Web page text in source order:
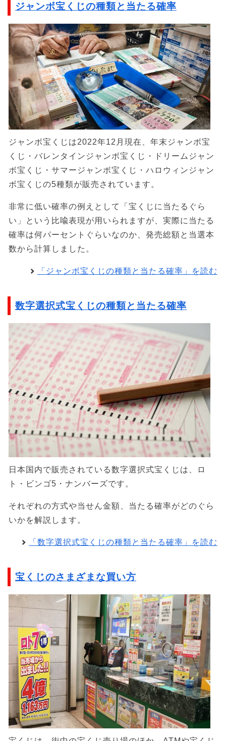
ジャンボ宝くじの種類と当たる確率
ジャンボ宝くじは2022年12月現在、年末ジャンボ宝
くじ・バレンタインジャンボ宝くじ・ドリームジャン
ボ宝くじ・サマージャンボ宝くじ・ハロウィンジャン
ボ宝くじの5種類が販売されています。
非常に低い確率の例えとして「宝くじに当たるぐら
い」という比喩表現が用いられますが、実際に当たる
確率は何パーセントぐらいなのか、発売総額と当選本
数から計算しました。
「ジャンボ宝くじの種類と当たる確率」を読む
数字選択式宝くじの種類と当たる確率
日本国内で販売されている数字選択式宝くじは、ロ
ト・ビンゴ5・ナンバーズです。
それぞれの方式や当せん金額、当たる確率がどのぐら
いかを解説します。
「数字選択式宝くじの種類と当たる確率」を読む
宝くじのさまざまな買い方